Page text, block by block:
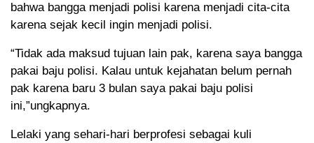
bahwa bangga menjadi polisi karena menjadi cita-cita
karena sejak kecil ingin menjadi polisi.
“Tidak ada maksud tujuan lain pak, karena saya bangga
pakai baju polisi. Kalau untuk kejahatan belum pernah
pak karena baru 3 bulan saya pakai baju polisi
ini,”ungkapnya.
Lelaki yang sehari-hari berprofesi sebagai kuli